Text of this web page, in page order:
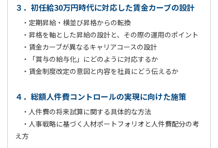
３．初任給30万円時代に対応した賃金カーブの設計
・定期昇給・横並び昇格からの転換
・昇格を軸とした昇給の設計と、その際の運用のポイント
・賃金カーブが異なるキャリアコースの設計
・「賞与の給与化」にどのように対応するか
・賃金制度改定の意図と内容を社員にどう伝えるか
４．総額人件費コントロールの実現に向けた施策
・人件費の将来試算に関する具体的な方法
・人事戦略に基づく人材ポートフォリオと人件費配分の考
え方